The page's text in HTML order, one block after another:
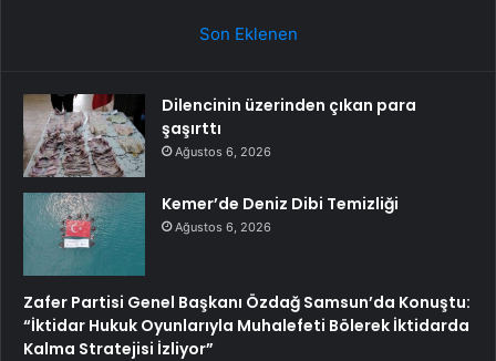
Son Eklenen
Dilencinin üzerinden çıkan para
şaşırttı
Ağustos 6, 2026
Kemer’de Deniz Dibi Temizliği
Ağustos 6, 2026
Zafer Partisi Genel Başkanı Özdağ Samsun’da Konuştu:
“İktidar Hukuk Oyunlarıyla Muhalefeti Bölerek İktidarda
Kalma Stratejisi İzliyor”